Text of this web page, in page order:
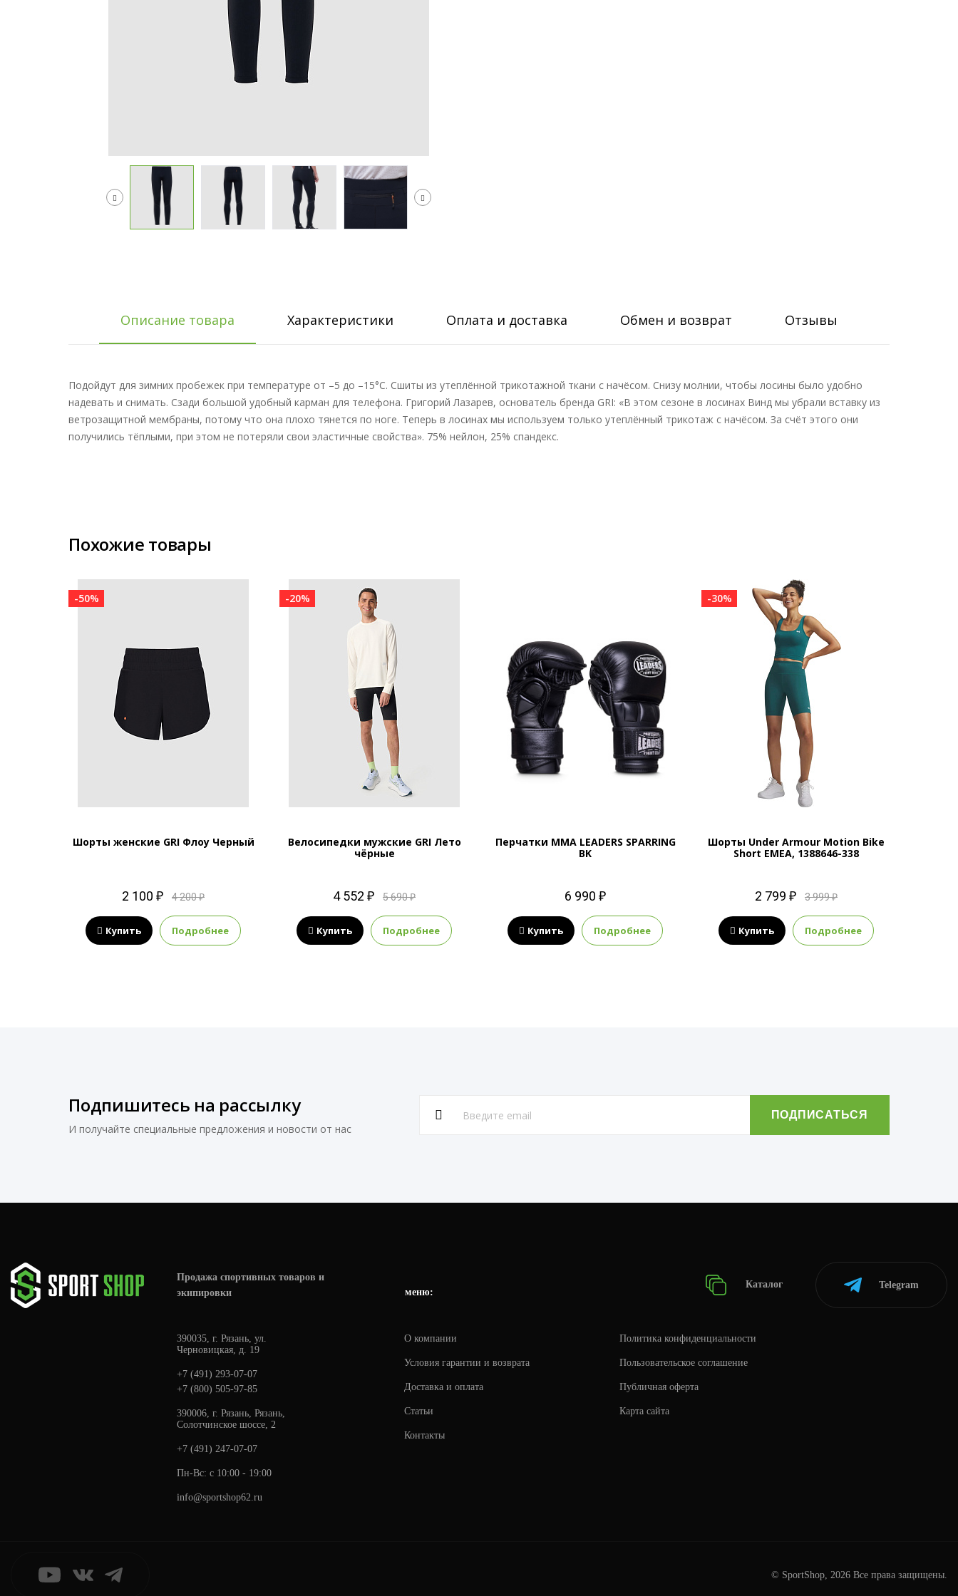
Описание товара Характеристики Оплата и доставка Обмен и возврат Отзывы
Подойдут для зимних пробежек при температуре от –5 до –15°С. Сшиты из утеплённой трикотажной ткани с начёсом. Снизу молнии, чтобы лосины было удобно
надевать и снимать. Сзади большой удобный карман для телефона. Григорий Лазарев, основатель бренда GRI: «В этом сезоне в лосинах Винд мы убрали вставку из
ветрозащитной мембраны, потому что она плохо тянется по ноге. Теперь в лосинах мы используем только утеплённый трикотаж с начёсом. За счёт этого они
получились тёплыми, при этом не потеряли свои эластичные свойства». 75% нейлон, 25% спандекс.
Похожие товары
-50%
Шорты женские GRI Флоу Черный
2 100 ₽ 4 200 ₽
Купить Подробнее
-20%
Велосипедки мужские GRI Лето
чёрные
4 552 ₽ 5 690 ₽
Купить Подробнее
Перчатки MMA LEADERS SPARRING
BK
6 990 ₽
Купить Подробнее
-30%
Шорты Under Armour Motion Bike
Short EMEA, 1388646-338
2 799 ₽ 3 999 ₽
Купить Подробнее
Подпишитесь на рассылку
И получайте специальные предложения и новости от нас
Продажа спортивных товаров и
экипировки
меню:
Каталог Telegram
390035, г. Рязань, ул.
Черновицкая, д. 19
+7 (491) 293-07-07
+7 (800) 505-97-85
390006, г. Рязань, Рязань,
Солотчинское шоссе, 2
+7 (491) 247-07-07
Пн-Вс: с 10:00 - 19:00
info@sportshop62.ru
О компании
Условия гарантии и возврата
Доставка и оплата
Статьи
Контакты
Политика конфиденциальности
Пользовательское соглашение
Публичная оферта
Карта сайта
© SportShop, 2026 Все права защищены.